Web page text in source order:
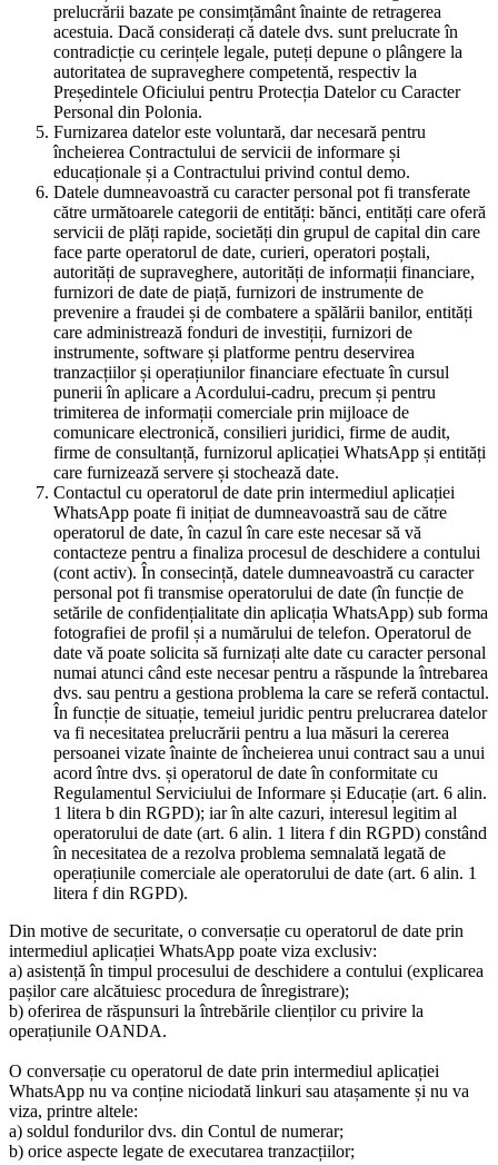
prelucrării bazate pe consimțământ înainte de retragerea
acestuia. Dacă considerați că datele dvs. sunt prelucrate în
contradicție cu cerințele legale, puteți depune o plângere la
autoritatea de supraveghere competentă, respectiv la
Președintele Oficiului pentru Protecția Datelor cu Caracter
Personal din Polonia.
Furnizarea datelor este voluntară, dar necesară pentru
încheierea Contractului de servicii de informare și
educaționale și a Contractului privind contul demo.
Datele dumneavoastră cu caracter personal pot fi transferate
către următoarele categorii de entități: bănci, entități care oferă
servicii de plăți rapide, societăți din grupul de capital din care
face parte operatorul de date, curieri, operatori poștali,
autorități de supraveghere, autorități de informații financiare,
furnizori de date de piață, furnizori de instrumente de
prevenire a fraudei și de combatere a spălării banilor, entități
care administrează fonduri de investiții, furnizori de
instrumente, software și platforme pentru deservirea
tranzacțiilor și operațiunilor financiare efectuate în cursul
punerii în aplicare a Acordului-cadru, precum și pentru
trimiterea de informații comerciale prin mijloace de
comunicare electronică, consilieri juridici, firme de audit,
firme de consultanță, furnizorul aplicației WhatsApp și entități
care furnizează servere și stochează date.
Contactul cu operatorul de date prin intermediul aplicației
WhatsApp poate fi inițiat de dumneavoastră sau de către
operatorul de date, în cazul în care este necesar să vă
contacteze pentru a finaliza procesul de deschidere a contului
(cont activ). În consecință, datele dumneavoastră cu caracter
personal pot fi transmise operatorului de date (în funcție de
setările de confidențialitate din aplicația WhatsApp) sub forma
fotografiei de profil și a numărului de telefon. Operatorul de
date vă poate solicita să furnizați alte date cu caracter personal
numai atunci când este necesar pentru a răspunde la întrebarea
dvs. sau pentru a gestiona problema la care se referă contactul.
În funcție de situație, temeiul juridic pentru prelucrarea datelor
va fi necesitatea prelucrării pentru a lua măsuri la cererea
persoanei vizate înainte de încheierea unui contract sau a unui
acord între dvs. și operatorul de date în conformitate cu
Regulamentul Serviciului de Informare și Educație (art. 6 alin.
1 litera b din RGPD); iar în alte cazuri, interesul legitim al
operatorului de date (art. 6 alin. 1 litera f din RGPD) constând
în necesitatea de a rezolva problema semnalată legată de
operațiunile comerciale ale operatorului de date (art. 6 alin. 1
litera f din RGPD).
Din motive de securitate, o conversație cu operatorul de date prin
intermediul aplicației WhatsApp poate viza exclusiv:
a) asistență în timpul procesului de deschidere a contului (explicarea
pașilor care alcătuiesc procedura de înregistrare);
b) oferirea de răspunsuri la întrebările clienților cu privire la
operațiunile OANDA.
O conversație cu operatorul de date prin intermediul aplicației
WhatsApp nu va conține niciodată linkuri sau atașamente și nu va
viza, printre altele:
a) soldul fondurilor dvs. din Contul de numerar;
b) orice aspecte legate de executarea tranzacțiilor;